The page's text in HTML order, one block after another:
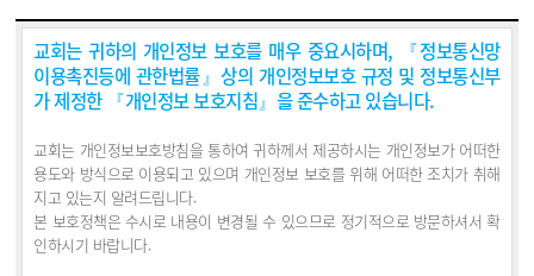
교회는 귀하의 개인정보 보호를 매우 중요시하며, 『정보통신망
이용촉진등에 관한법률』상의 개인정보보호 규정 및 정보통신부
가 제정한 『개인정보 보호지침』을 준수하고 있습니다.
교회는 개인정보보호방침을 통하여 귀하께서 제공하시는 개인정보가 어떠한
용도와 방식으로 이용되고 있으며 개인정보 보호를 위해 어떠한 조치가 취해
지고 있는지 알려드립니다.
본 보호정책은 수시로 내용이 변경될 수 있으므로 정기적으로 방문하셔서 확
인하시기 바랍니다.